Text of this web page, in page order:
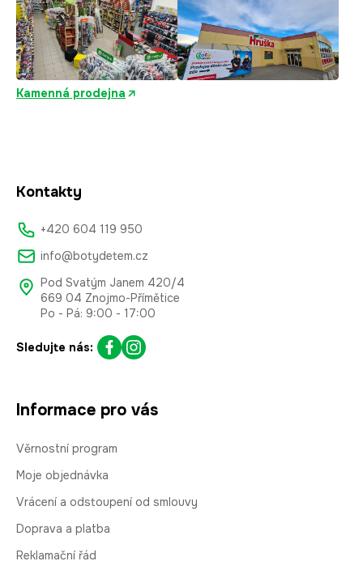
Kamenná prodejna
Kontakty
+420 604 119 950
info@botydetem.cz
Pod Svatým Janem 420/4
669 04 Znojmo-Přímětice
Po - Pá: 9:00 - 17:00
Sledujte nás:
Informace pro vás
Věrnostní program
Moje objednávka
Vrácení a odstoupení od smlouvy
Doprava a platba
Reklamační řád